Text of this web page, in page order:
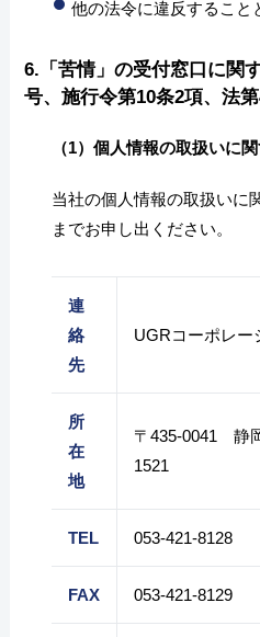
他の法令に違反すること
6.「苦情」の受付窓口に関
号、施行令第10条2項、法第
（1）個人情報の取扱いに
当社の個人情報の取扱いに
までお申し出ください。
連
絡
先
UGRコーポレ
所
在
地
〒435-0041 静
1521
TEL 053-421-8128
FAX 053-421-8129